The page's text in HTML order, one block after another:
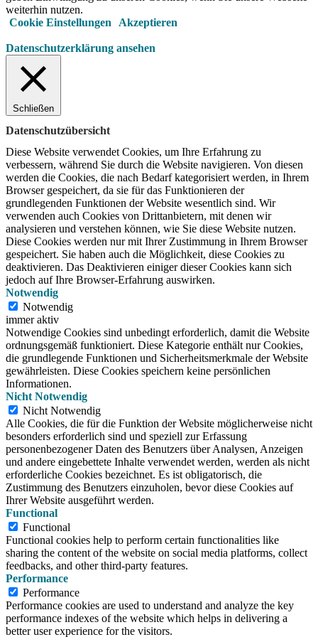
weiterhin nutzen.
Cookie Einstellungen
Akzeptieren
Datenschutzerklärung ansehen
Schließen
Datenschutzübersicht
Diese Website verwendet Cookies, um Ihre Erfahrung zu
verbessern, während Sie durch die Website navigieren. Von diesen
werden die Cookies, die nach Bedarf kategorisiert werden, in Ihrem
Browser gespeichert, da sie für das Funktionieren der
grundlegenden Funktionen der Website wesentlich sind. Wir
verwenden auch Cookies von Drittanbietern, mit denen wir
analysieren und verstehen können, wie Sie diese Website nutzen.
Diese Cookies werden nur mit Ihrer Zustimmung in Ihrem Browser
gespeichert. Sie haben auch die Möglichkeit, diese Cookies zu
deaktivieren. Das Deaktivieren einiger dieser Cookies kann sich
jedoch auf Ihre Browser-Erfahrung auswirken.
Notwendig
Notwendig
immer aktiv
Notwendige Cookies sind unbedingt erforderlich, damit die Website
ordnungsgemäß funktioniert. Diese Kategorie enthält nur Cookies,
die grundlegende Funktionen und Sicherheitsmerkmale der Website
gewährleisten. Diese Cookies speichern keine persönlichen
Informationen.
Nicht Notwendig
Nicht Notwendig
Alle Cookies, die für die Funktion der Website möglicherweise nicht
besonders erforderlich sind und speziell zur Erfassung
personenbezogener Daten des Benutzers über Analysen, Anzeigen
und andere eingebettete Inhalte verwendet werden, werden als nicht
erforderliche Cookies bezeichnet. Es ist obligatorisch, die
Zustimmung des Benutzers einzuholen, bevor diese Cookies auf
Ihrer Website ausgeführt werden.
Functional
Functional
Functional cookies help to perform certain functionalities like
sharing the content of the website on social media platforms, collect
feedbacks, and other third-party features.
Performance
Performance
Performance cookies are used to understand and analyze the key
performance indexes of the website which helps in delivering a
better user experience for the visitors.